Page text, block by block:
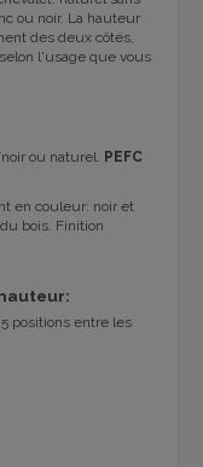
ou noir. La hauteur
des deux côtés,
l'usage que vous
ou naturel PEFC
en couleur: noir et
bois. Finition
positions entre les